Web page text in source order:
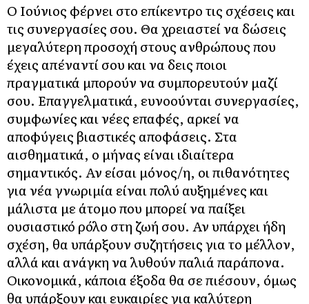
Ο Ιούνιος φέρνει στο επίκεντρο τις σχέσεις και
τις συνεργασίες σου. Θα χρειαστεί να δώσεις
μεγαλύτερη προσοχή στους ανθρώπους που
έχεις απέναντί σου και να δεις ποιοι
πραγματικά μπορούν να συμπορευτούν μαζί
σου. Επαγγελματικά, ευνοούνται συνεργασίες,
συμφωνίες και νέες επαφές, αρκεί να
αποφύγεις βιαστικές αποφάσεις. Στα
αισθηματικά, ο μήνας είναι ιδιαίτερα
σημαντικός. Αν είσαι μόνος/η, οι πιθανότητες
για νέα γνωριμία είναι πολύ αυξημένες και
μάλιστα με άτομο που μπορεί να παίξει
ουσιαστικό ρόλο στη ζωή σου. Αν υπάρχει ήδη
σχέση, θα υπάρξουν συζητήσεις για το μέλλον,
αλλά και ανάγκη να λυθούν παλιά παράπονα.
Οικονομικά, κάποια έξοδα θα σε πιέσουν, όμως
θα υπάρξουν και ευκαιρίες για καλύτερη